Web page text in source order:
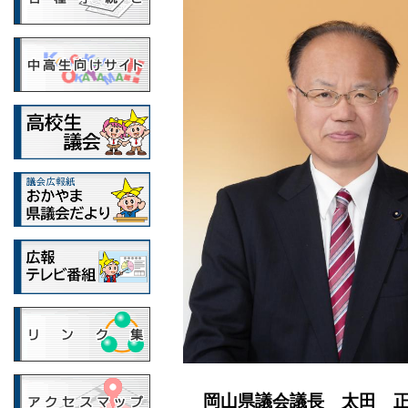
岡山県議会議長 太田